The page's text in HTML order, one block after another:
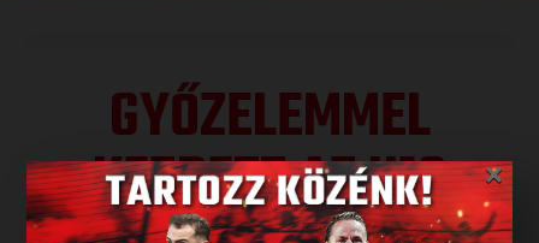
GYŐZELEMMEL
KEZDETT AZ U19
Published: 2018.08.25.
×